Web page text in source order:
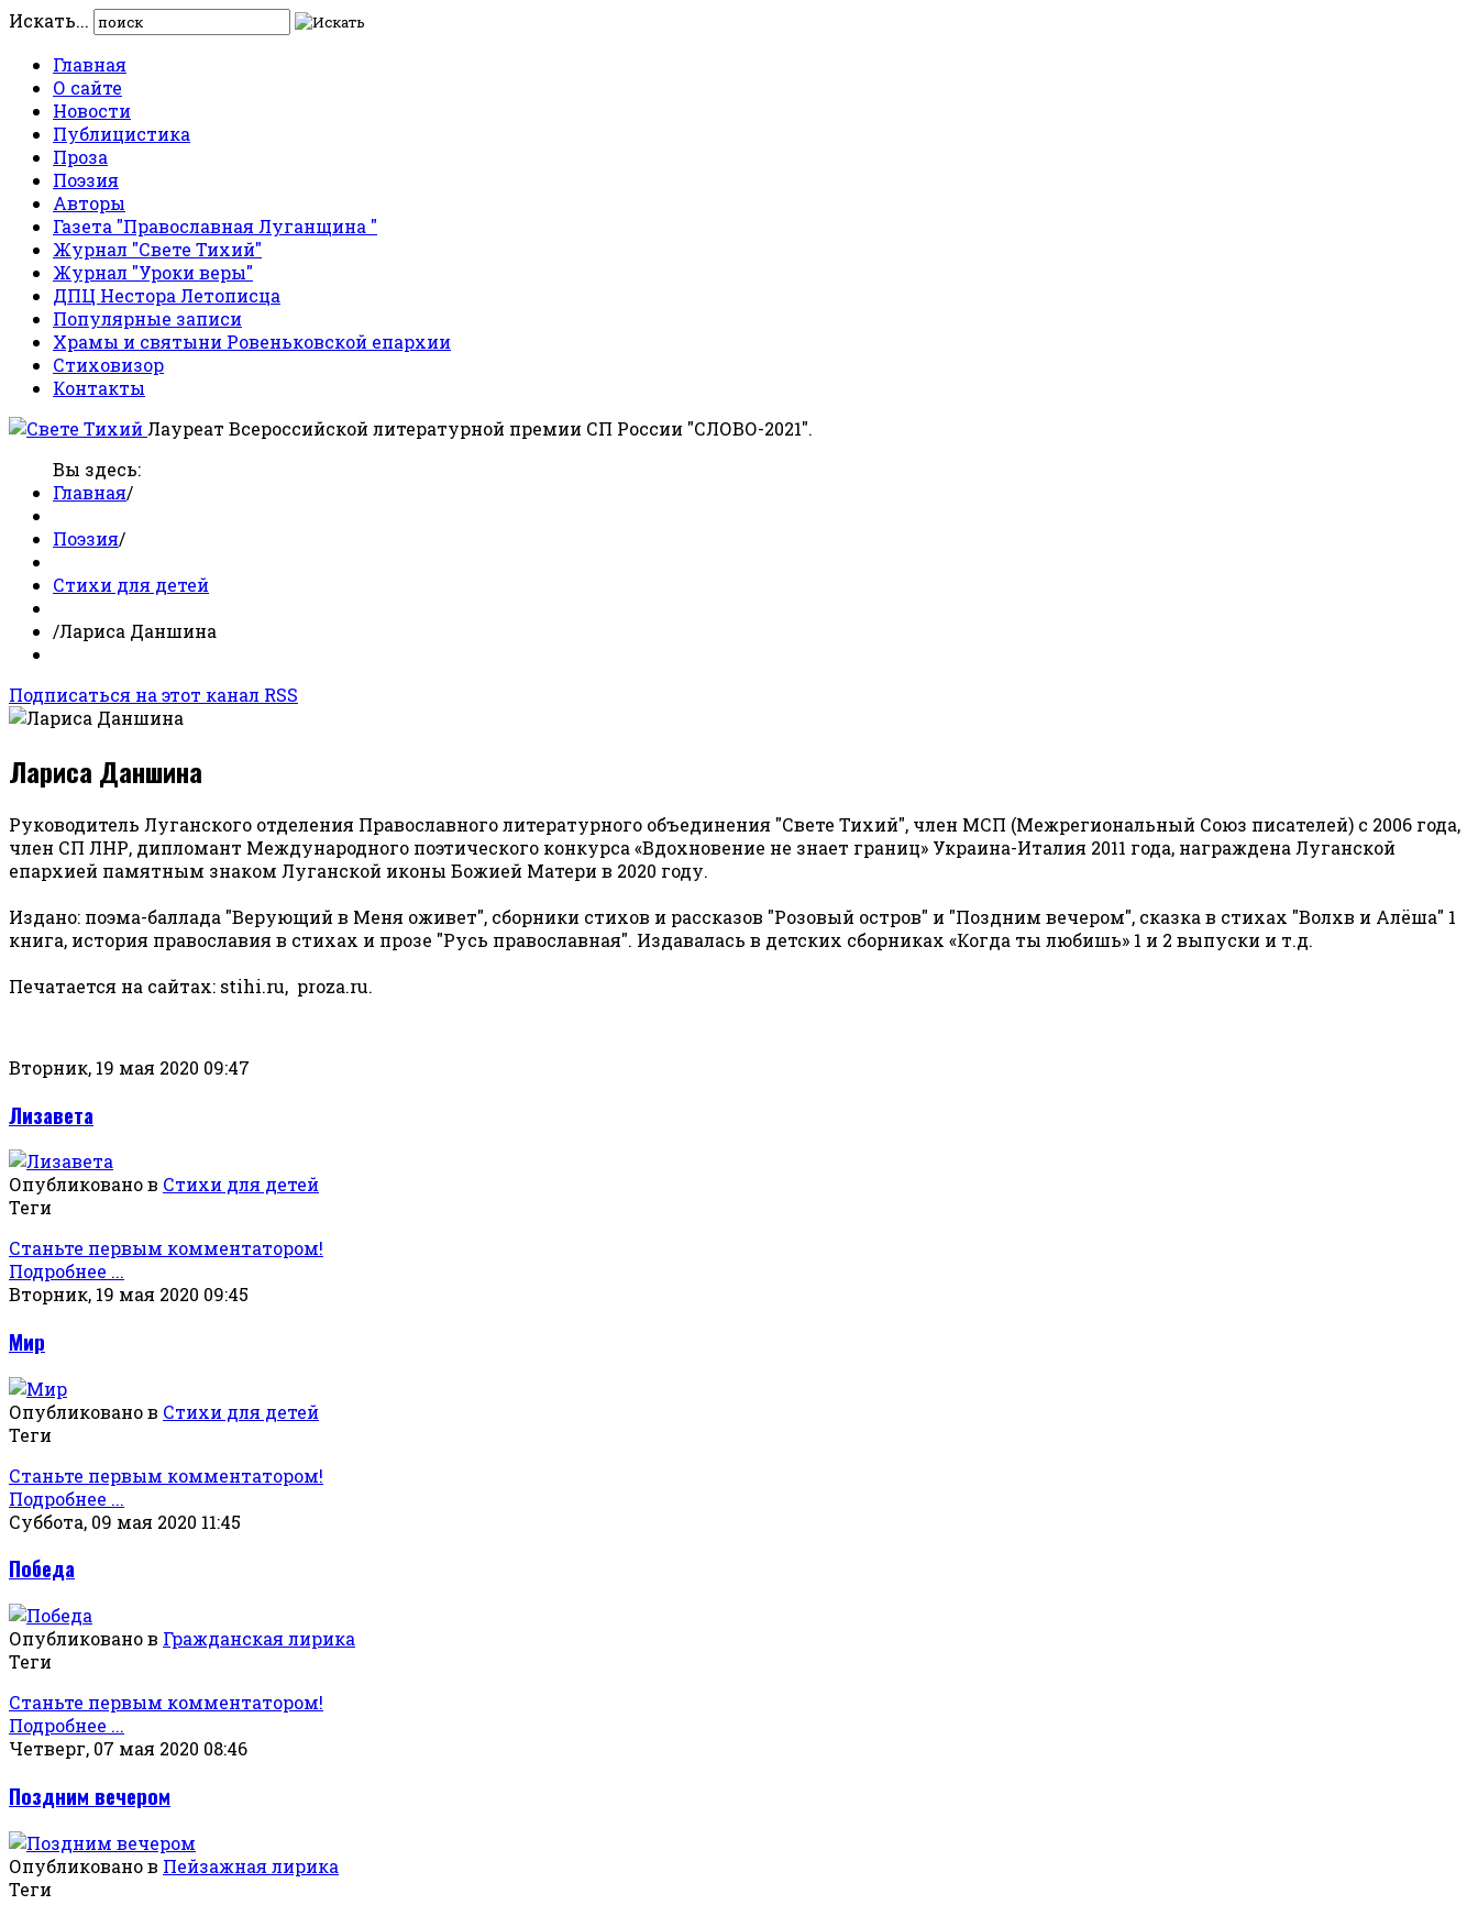
Искать...
Главная
О сайте
Новости
Публицистика
Проза
Поэзия
Авторы
Газета "Православная Луганщина "
Журнал "Свете Тихий"
Журнал "Уроки веры"
ДПЦ Нестора Летописца
Популярные записи
Храмы и святыни Ровеньковской епархии
Стиховизор
Контакты
Лауреат Всероссийской литературной премии СП России "СЛОВО-2021".
Вы здесь:
Главная/
Поэзия/
Стихи для детей
/Лариса Даншина
Подписаться на этот канал RSS
Лариса Даншина
Руководитель Луганского отделения Православного литературного объединения "Свете Тихий", член МСП (Межрегиональный Союз писателей) с 2006 года,
член СП ЛНР, дипломант Международного поэтического конкурса «Вдохновение не знает границ» Украина-Италия 2011 года, награждена Луганской
епархией памятным знаком Луганской иконы Божией Матери в 2020 году.
Издано: поэма-баллада "Верующий в Меня оживет", сборники стихов и рассказов "Розовый остров" и "Поздним вечером", сказка в стихах "Волхв и Алёша" 1
книга, история православия в стихах и прозе "Русь православная". Издавалась в детских сборниках «Когда ты любишь» 1 и 2 выпуски и т.д.
Печатается на сайтах: stihi.ru, proza.ru.
Вторник, 19 мая 2020 09:47
Лизавета
Опубликовано в Стихи для детей
Теги
Станьте первым комментатором!
Подробнее ...
Вторник, 19 мая 2020 09:45
Мир
Опубликовано в Стихи для детей
Теги
Станьте первым комментатором!
Подробнее ...
Суббота, 09 мая 2020 11:45
Победа
Опубликовано в Гражданская лирика
Теги
Станьте первым комментатором!
Подробнее ...
Четверг, 07 мая 2020 08:46
Поздним вечером
Опубликовано в Пейзажная лирика
Теги